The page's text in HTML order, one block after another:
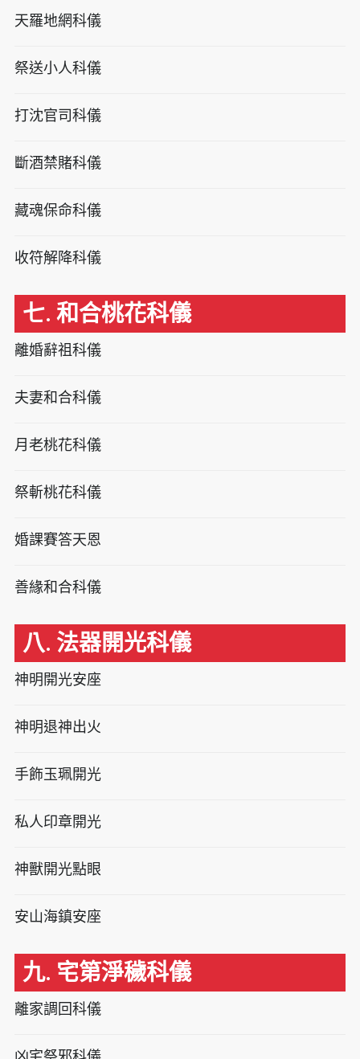
天羅地網科儀
祭送小人科儀
打沈官司科儀
斷酒禁賭科儀
藏魂保命科儀
收符解降科儀
七. 和合桃花科儀
離婚辭祖科儀
夫妻和合科儀
月老桃花科儀
祭斬桃花科儀
婚課賽答天恩
善緣和合科儀
八. 法器開光科儀
神明開光安座
神明退神出火
手飾玉珮開光
私人印章開光
神獸開光點眼
安山海鎮安座
九. 宅第淨穢科儀
離家調回科儀